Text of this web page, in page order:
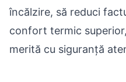
încălzire, să reduci
confort termic
merită cu siguranță